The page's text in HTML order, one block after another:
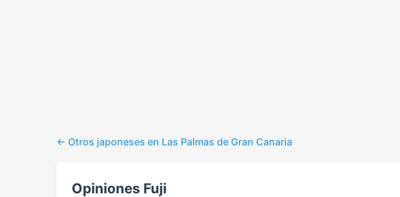
Otros japoneses en Las Palmas de Gran Canaria
Opiniones Fuji